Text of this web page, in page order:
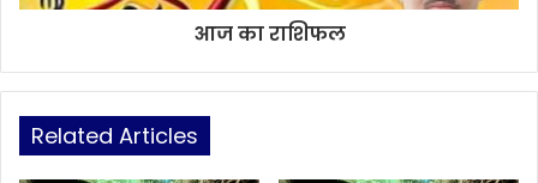
आज का राशिफल
Related Articles